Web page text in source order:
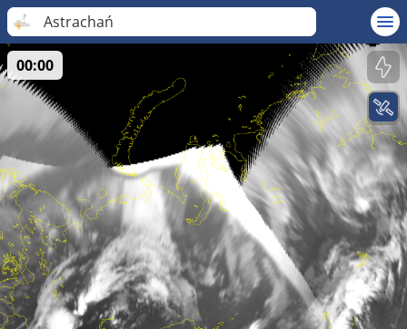
Astrachań
00:00